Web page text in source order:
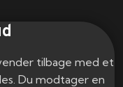
tilbage med et
Du modtager en